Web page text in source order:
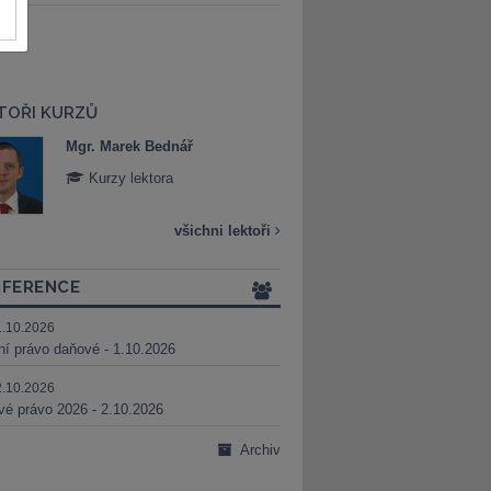
KURZŮ
Mgr. Marek Bednář
Kurzy lektora
všichni lektoři
právo daňové - 1.10.2026
právo 2026 - 2.10.2026
Archiv